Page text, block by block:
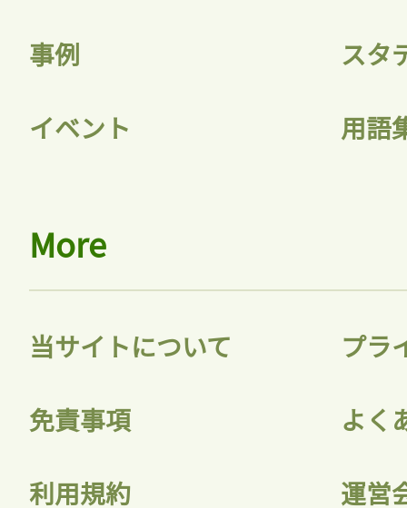
事例 スタ
イベント 用語
More
当サイトについて プラ
免責事項 よく
利用規約 運営